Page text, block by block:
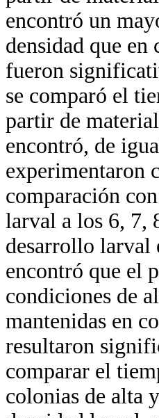
encontró un
densidad que
fueron
se comparó el
partir de
encontró, de
experimentaron
comparación
larval a los 6, 7,
desarrollo larval
encontró que el
condiciones de
mantenidas en
resultaron
comparar el
colonias de alta